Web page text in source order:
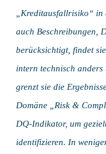
„Kreditausfallrisiko“
auch Beschreibungen,
berücksichtigt, findet
intern technisch
grenzt sie die
Domäne „Risk &
DQ-Indikator, um
identifizieren. In